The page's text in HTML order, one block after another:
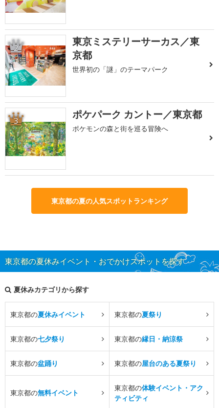
2
東京ミステリーサーカス／東
京都
世界初の「謎」のテーマパーク
3 ポケパーク カントー／東京都
ポケモンの森と街を巡る冒険へ
東京都の夏の人気スポットランキング
東京都の夏休みイベント・おでかけスポットを探す
夏休みカテゴリから探す
東京都の夏休みイベント 東京都の夏祭り
東京都の七夕祭り 東京都の縁日・納涼祭
東京都の盆踊り 東京都の屋台のある夏祭り
東京都の無料イベント
東京都の体験イベント・アク
ティビティ